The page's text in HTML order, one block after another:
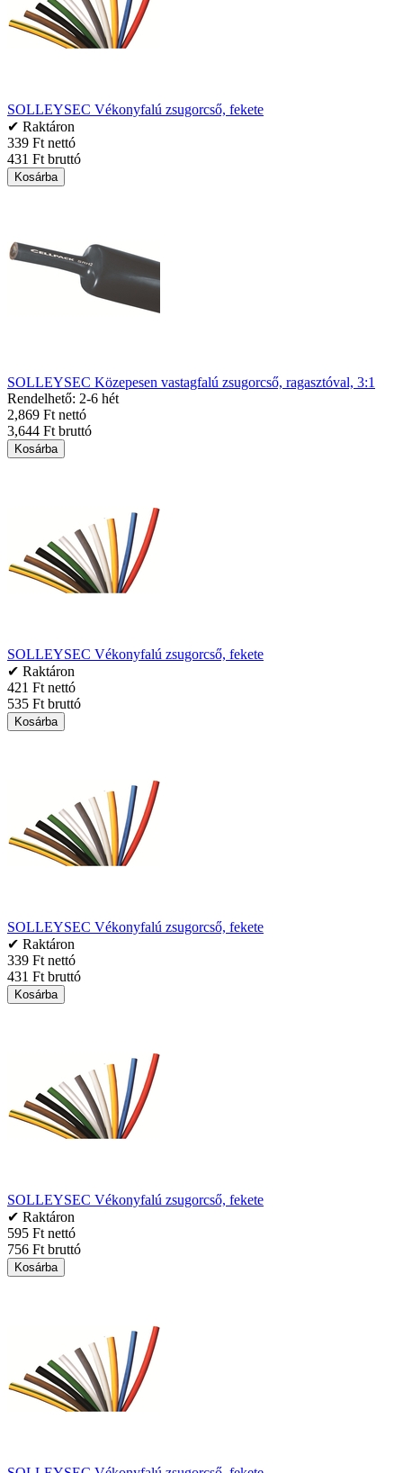
SOLLEYSEC Vékonyfalú zsugorcső, fekete
✔ Raktáron
339 Ft nettó
431 Ft bruttó
Kosárba
SOLLEYSEC Közepesen vastagfalú zsugorcső, ragasztóval, 3:1
Rendelhető: 2-6 hét
2,869 Ft nettó
3,644 Ft bruttó
Kosárba
SOLLEYSEC Vékonyfalú zsugorcső, fekete
✔ Raktáron
421 Ft nettó
535 Ft bruttó
Kosárba
SOLLEYSEC Vékonyfalú zsugorcső, fekete
✔ Raktáron
339 Ft nettó
431 Ft bruttó
Kosárba
SOLLEYSEC Vékonyfalú zsugorcső, fekete
✔ Raktáron
595 Ft nettó
756 Ft bruttó
Kosárba